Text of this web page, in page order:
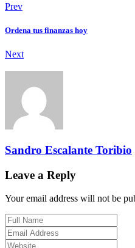
Prev
Ordena tus finanzas hoy
Next
Sandro Escalante Toribio
Leave a Reply
Your email address will not be